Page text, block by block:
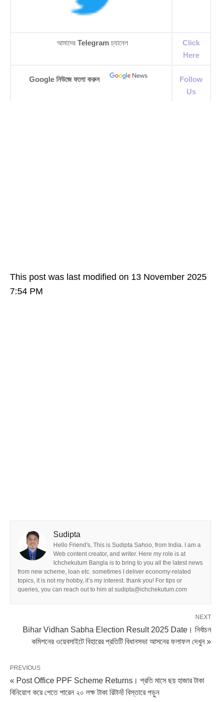
আমাদের Telegramচ্যানেল
Click
Here
Google নিউজে ফলো করুন
Follow
Us
This post was last modified on 13 November 2025
7:54 PM
Sudipta
Hello Friend's, This is Sudipta Sahoo, from India. I am a
Web content creator, and writer. Here my role is at
Ichchekutum Bangla is to bring to you all the latest news
from new scheme, loan etc. sometimes I deliver economy-related
topics, it is not my hobby, it’s my interest. thank you! For tips or
queries, you can reach out to him at sudipta@ichchekutum.com
NEXT
Bihar Vidhan Sabha Election Result 2025 Date। নির্বাচন
কমিশনের ওয়েবসাইটে বিহারের প্রতিটি বিধানসভা আসনের ফলাফল দেখুন »
PREVIOUS
« Post Office PPF Scheme Returns। প্রতি মাসে ছয় হাজার টাকা
বিনিয়োগ করে পেতে পারেন ২০ লক্ষ টাকা রিটার্ন! বিস্তারে পড়ুন